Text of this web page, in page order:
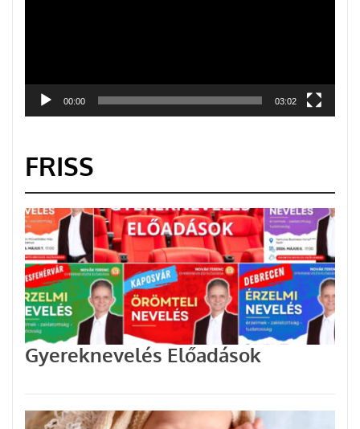
00:00 03:02
FRISS
Gyereknevelés Előadások